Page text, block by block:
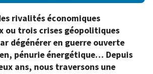
rivalités économiques
ou trois crises géopolitiques
dégénérer en guerre ouverte
pénurie énergétique… Depuis
ans, nous traversons une